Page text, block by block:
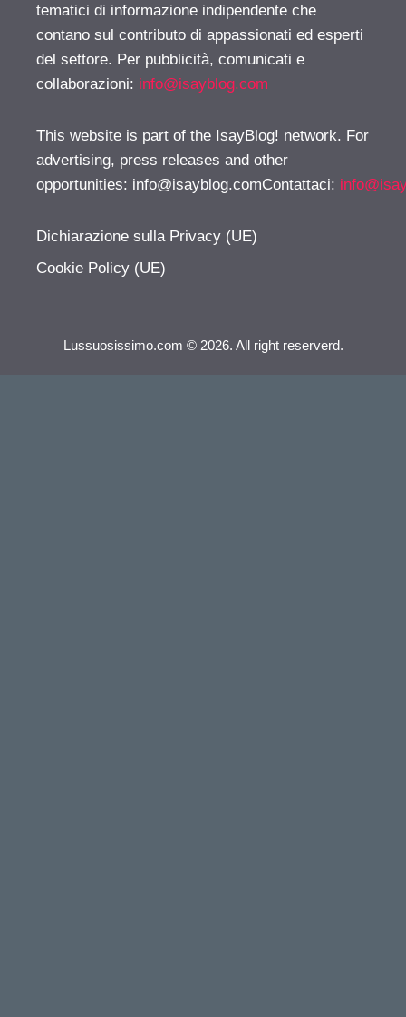
tematici di informazione indipendente che
contano sul contributo di appassionati ed esperti
del settore. Per pubblicità, comunicati e
collaborazioni: info@isayblog.com
This website is part of the IsayBlog! network. For
advertising, press releases and other
opportunities: info@isayblog.comContattaci:
Dichiarazione sulla Privacy (UE)
Cookie Policy (UE)
Lussuosissimo.com © 2026. All right reserverd.